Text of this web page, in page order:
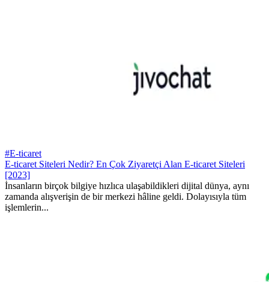
#E-ticaret
E-ticaret Siteleri Nedir? En Çok Ziyaretçi Alan E-ticaret Siteleri
[2023]
İnsanların birçok bilgiye hızlıca ulaşabildikleri dijital dünya, aynı
zamanda alışverişin de bir merkezi hâline geldi. Dolayısıyla tüm
işlemlerin...